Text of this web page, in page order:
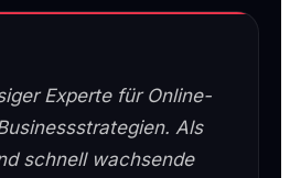
Experte für Online-
Als
schnell wachsende